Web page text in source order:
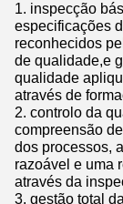
1. inspecção
especificações
reconhecidos
de qualidade,e
qualidade
através de
2. controlo da
compreensão
dos processos,
razoável e uma
através da
3. gestão total